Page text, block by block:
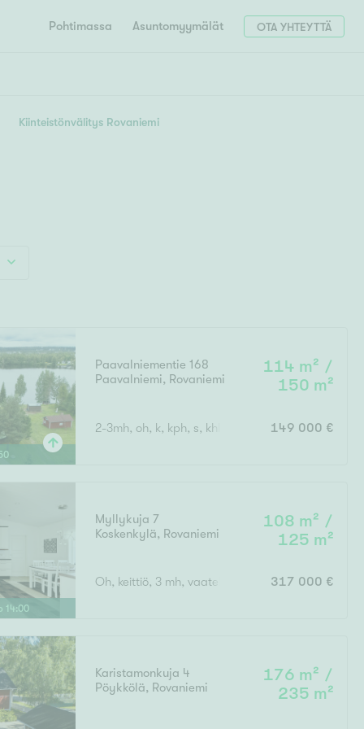
Pohtimassa Asuntomyymälät
Ylivieska Ylöjärvi
OTA YHTEYTTÄ
Kokonaispinta-ala
Kiinteistönvälitys Rovaniemi
Paavalniementie 168
Paavalniemi, Rovaniemi
114 m² /
150 m²
2-3mh, oh, k, kph, s, khh, wc, vh 149 000 €
14:00
Myllykuja 7
Koskenkylä, Rovaniemi
108 m² /
125 m²
Oh, keittiö, 3 mh, vaatehuone, kodinhoitohuone,
317 000 €
Karistamonkuja 4
Pöykkölä, Rovaniemi
176 m² /
235 m²